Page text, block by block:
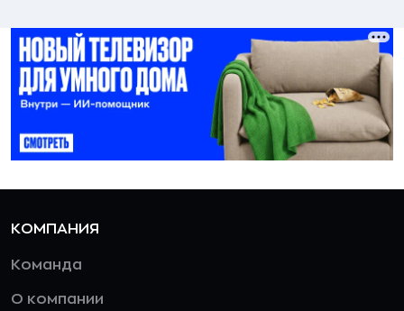
КОМПАНИЯ
Команда
О компании